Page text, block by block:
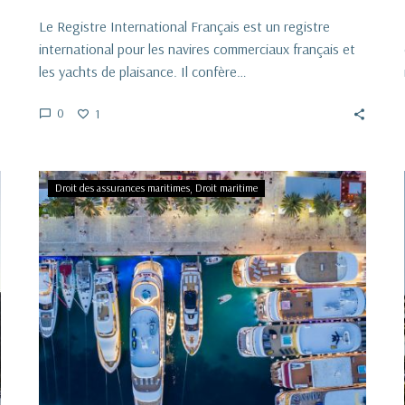
Le Registre International Français est un registre
international pour les navires commerciaux français et
les yachts de plaisance. Il confère…
0 1
La
charge
de
la
preuve
de
la
faute
dans
Droit des assurances maritimes Droit maritime